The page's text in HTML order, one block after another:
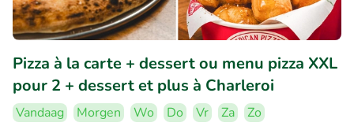
Pizza à la carte + dessert ou menu pizza XXL
pour 2 + dessert et plus à Charleroi
Vandaag Morgen Wo Do Vr Za
Zo